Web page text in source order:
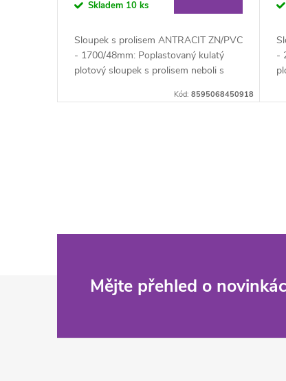
Skladem 10 ks
Sloupek s prolisem ANTRACIT ZN/PVC
- 1700/48mm: Poplastovaný kulatý
plotový sloupek s prolisem neboli s
Kód:8595068450918
-
á
í
Mějte přehled o